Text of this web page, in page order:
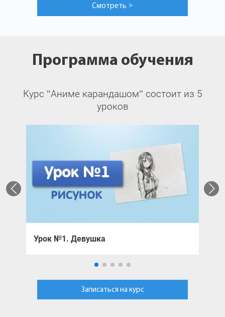
Смотреть >
Программа обучения
Курс "Аниме карандашом" состоит из 5
уроков
Урок №1. Девушка
Записаться на курс